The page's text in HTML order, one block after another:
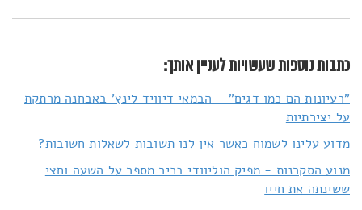
כתבות נוספות שעשויות לעניין אותך:
"רעיונות הם כמו דגים" – הבמאי דיוויד לינץ' באבחנה מרתקת
על יצירתיות
מדוע עלינו לשמוח כאשר אין לנו תשובות לשאלות חשובות?
מנוע הסקרנות - מפיק הוליוודי בכיר מספר על השעה וחצי
ששינתה את חייו